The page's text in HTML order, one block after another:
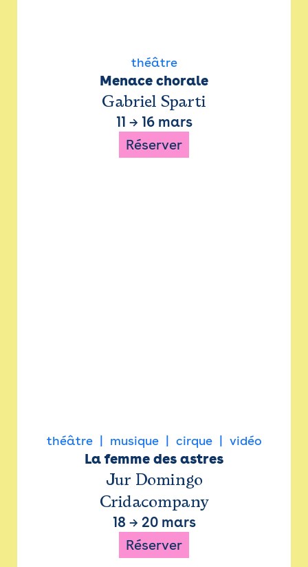
théâtre
Menace chorale
Gabriel Sparti
11 → 16 mars
Réserver
théâtre musique cirque vidéo
La femme des astres
Jur Domingo
Cridacompany
18 → 20 mars
Réserver